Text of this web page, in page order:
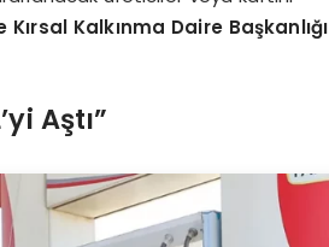
Kalkınma Daire Başkanlığı
Aştı”